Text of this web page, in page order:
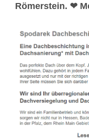
Römerstein. ❤